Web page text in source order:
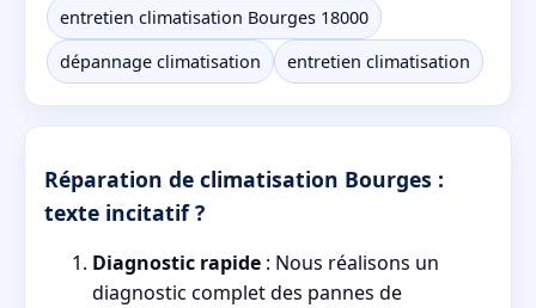
entretien climatisation Bourges 18000
dépannage climatisation
entretien climatisation
Réparation de climatisation Bourges :
texte incitatif ?
Diagnostic rapide : Nous réalisons un
diagnostic complet des pannes de